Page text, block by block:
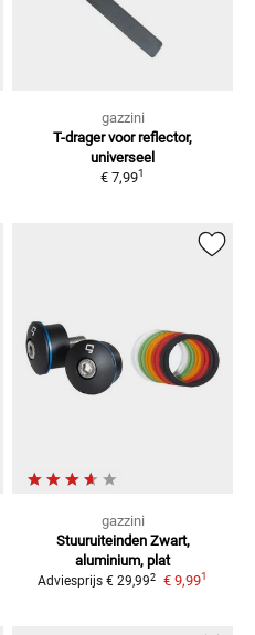
gazzini
T-drager voor reflector,
universeel
€ 7,991
gazzini
Stuuruiteinden Zwart,
aluminium, plat
Adviesprijs € 29,992 € 9,991